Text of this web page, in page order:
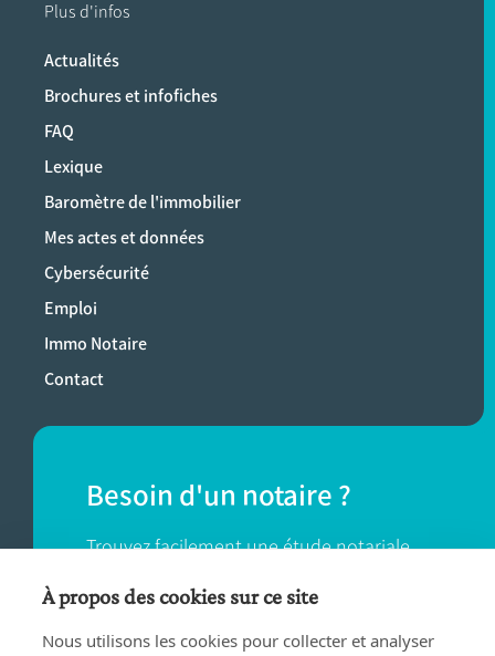
Plus d'infos
Actualités
Brochures et infofiches
FAQ
Lexique
Baromètre de l'immobilier
Mes actes et données
Cybersécurité
Emploi
Immo Notaire
Contact
Besoin d'un notaire ?
Trouvez facilement une étude notariale
près de chez vous.
TROUVER UN NOTAIRE
À propos des cookies sur ce site
Nous utilisons les cookies pour collecter et analyser